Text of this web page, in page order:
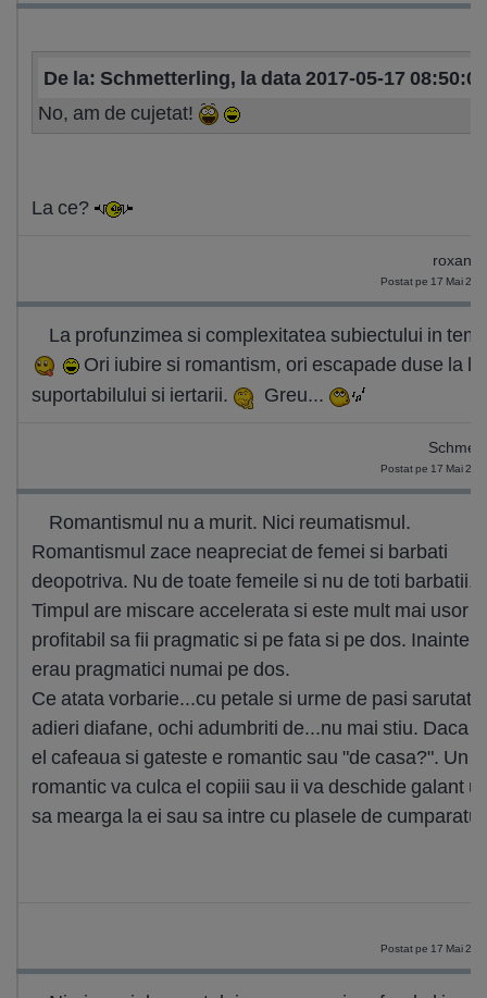
De la: Schmetterling, la data 2017-05-17 08:50:04
No, am de cujetat!
La ce?
Postat pe 17 Mai
La profunzimea si complexitatea subiectului in
Ori iubire si romantism, ori escapade duse la
suportabilului si iertarii.
Greu...
Postat pe 17 Mai
Romantismul nu a murit. Nici reumatismul.
Romantismul zace neapreciat de femei si barbati
deopotriva. Nu de toate femeile si nu de toti barbatii.
Timpul are miscare accelerata si este mult mai usor si
profitabil sa fii pragmatic si pe fata si pe dos. Inainte
erau pragmatici numai pe dos.
Ce atata vorbarie...cu petale si urme de pasi sarutate,
adieri diafane, ochi adumbriti de...nu mai stiu. Daca
el cafeaua si gateste e romantic sau "de casa?". Un
romantic va culca el copiii sau ii va deschide galant
sa mearga la ei sau sa intre cu plasele de
Postat pe 17 Mai